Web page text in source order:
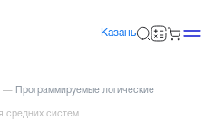
Казань
— Программируемые логические
средних систем